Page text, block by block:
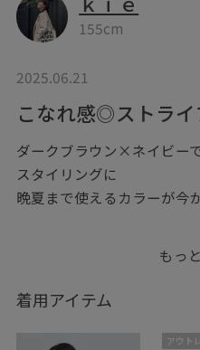
155cm
2025.06.21
こなれ感◎ストライ
ダークブラウン×ネイビー
スタイリングに
晩夏まで使えるカラーが
＿＿＿＿＿＿＿＿＿＿＿＿
こちらのスタイリングを気
是非♡マークをタップして
す⭐︎
もっ
着用アイテム
アウト